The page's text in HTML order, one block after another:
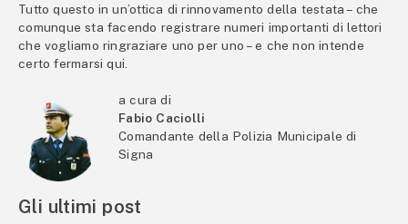
Tutto questo in un’ottica di rinnovamento della testata – che
comunque sta facendo registrare numeri importanti di lettori
che vogliamo ringraziare uno per uno – e che non intende
certo fermarsi qui.
a cura di
Fabio Caciolli
Comandante della Polizia Municipale di
Signa
Gli ultimi post